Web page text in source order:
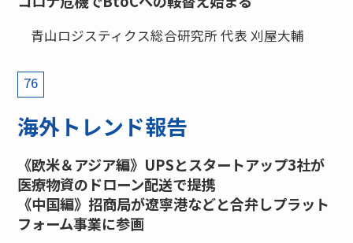
青山ロジスティクス総合研究所 代表 刈屋大輔
76
海外トレンド報告
《欧米＆アジア編》UPSとスタートアップ3社が
医療物資のドローン配送で提携
《中国編》招商局が遼寧港などと合弁しプラット
フォーム事業に参画